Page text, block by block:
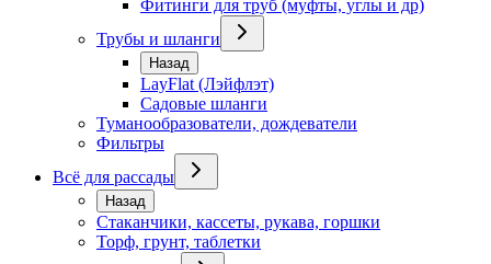
Фитинги для труб (муфты, углы и др)
Трубы и шланги
Назад
LayFlat (Лэйфлэт)
Садовые шланги
Туманообразователи, дождеватели
Фильтры
Всё для рассады
Назад
Стаканчики, кассеты, рукава, горшки
Торф, грунт, таблетки